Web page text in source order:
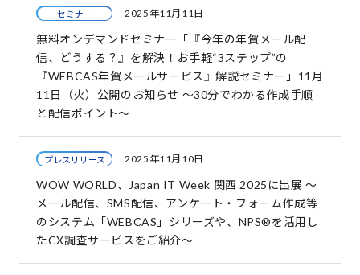
セミナー 2025年11月11日
無料オンデマンドセミナー「『今年の年賀メール配
信、どうする？』を解決！お手軽“3ステップ”の
『WEBCAS年賀メールサービス』解説セミナー」11月
11日（火）公開のお知らせ ～30分でわかる作成手順
と配信ポイント～
プレスリリース 2025年11月10日
WOW WORLD、Japan IT Week 関西 2025に出展 ～
メール配信、SMS配信、アンケート・フォーム作成等
のシステム「WEBCAS」シリーズや、NPS®を活用し
たCX調査サービスをご紹介～